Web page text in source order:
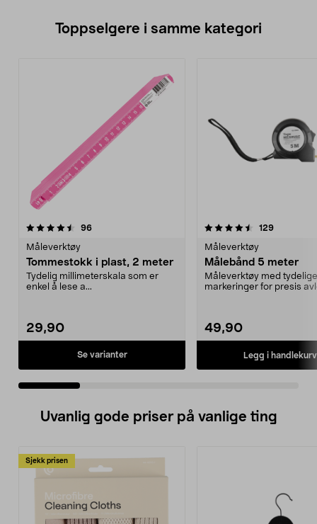
Toppselgere i samme kategori
96anmeldelser
Måleverktøy
Tommestokk i plast, 2 meter
Tydelig millimeterskala som er
enkel å lese a...
29,90
Se varianter
4.5 av 5 stjerner 129
Måleverktøy
Målebånd 5 meter
Måleverktøy med
markeringer for presis
49,90
Legg i handlekurv
4.5 av 5 stjerner
Uvanlig gode priser på vanlige ting
Sjekk prisen